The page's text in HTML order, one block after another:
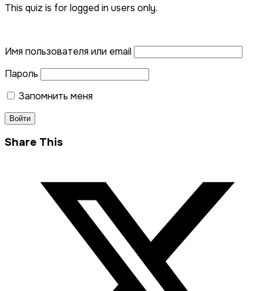
This quiz is for logged in users only.
Имя пользователя или email
Пароль
Запомнить меня
Share This